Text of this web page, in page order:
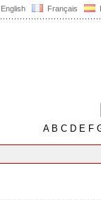
English Français
AB C D E F